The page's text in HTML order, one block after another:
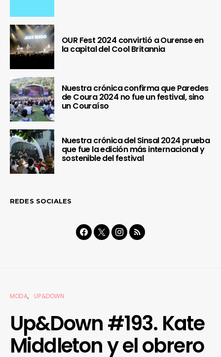
OUR Fest 2024 convirtió a Ourense en
la capital del Cool Britannia
Nuestra crónica confirma que Paredes
de Coura 2024 no fue un festival, sino
un Couraíso
Nuestra crónica del Sinsal 2024 prueba
que fue la edición más internacional y
sostenible del festival
REDES SOCIALES
MODA UP&DOWN
Up&Down #193. Kate
Middleton y el obrero